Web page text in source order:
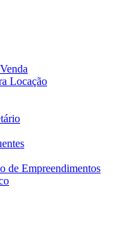
Locação
de Empreendimentos